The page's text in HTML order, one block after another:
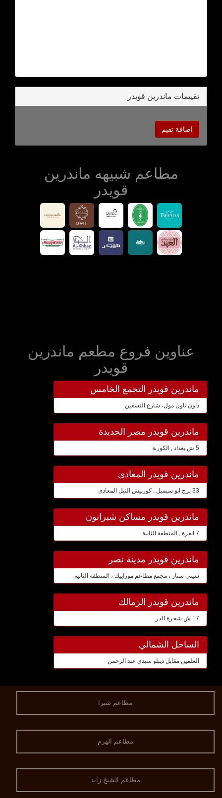
تقييمات ماندرين قويدر
اضافة تقيم
مطاعم شبيهه ماندرين
قويدر
عناوين فروع مطعم ماندرين
قويدر
ماندرين قويدر التجمع الخامس
داون تاون مول، شارع التسعين
ماندرين قويدر مصر الجديدة
5 ش بغداد , الكوربة
ماندرين قويدر المعادى
33 برج ابو سيمبل , كورنيش النيل المعادى
ماندرين قويدر مساكن شيراتون
7 انقرة , المنطقة الثانية
ماندرين قويدر مدينة نصر
سيتى ستار ، مجمع مطاعم موزاييك ، المنطقة الثانية
ماندرين قويدر الزمالك
17 ش شجرة الدر
الساحل الشمالي
العلمين مقابل ديبلو سيدي عبد الرحمن
مطاعم شبرا
مطاعم الهرم
مطاعم الشيخ زايد